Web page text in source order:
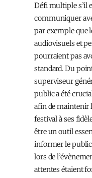
Défi multiple s’il
communiquer
par exemple que
audiovisuels et
pourraient pas
standard. Du
superviseur
public a été
afin de maintenir
festival à ses
être un outil
informer le public
lors de
attentes étaient